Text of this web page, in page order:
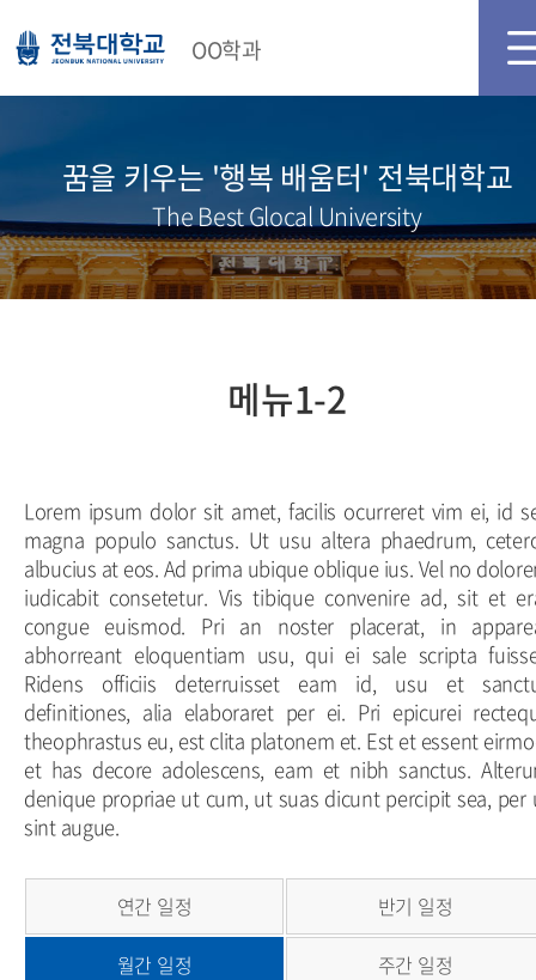
OO학과
꿈을 키우는 '행복 배움터' 전북대학교
The Best Glocal University
메뉴1-2
Lorem ipsum dolor sit amet, facilis ocurreret vim ei, id
magna populo sanctus. Ut usu altera phaedrum,
albucius at eos. Ad prima ubique oblique ius. Vel no
iudicabit consetetur. Vis tibique convenire ad, sit et
congue euismod. Pri an noster placerat, in
abhorreant eloquentiam usu, qui ei sale scripta
Ridens officiis deterruisset eam id, usu et
definitiones, alia elaboraret per ei. Pri epicurei
theophrastus eu, est clita platonem et. Est et essent
et has decore adolescens, eam et nibh sanctus.
denique propriae ut cum, ut suas dicunt percipit sea, per
sint augue.
연간 일정 반기 일정
월간 일정 주간 일정